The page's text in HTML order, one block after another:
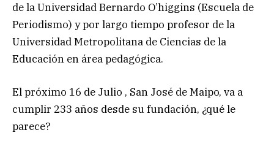
de la Universidad Bernardo O’higgins (Escuela de
Periodismo) y por largo tiempo profesor de la
Universidad Metropolitana de Ciencias de la
Educación en área pedagógica.
El próximo 16 de Julio , San José de Maipo, va a
cumplir 233 años desde su fundación, ¿qué le
parece?